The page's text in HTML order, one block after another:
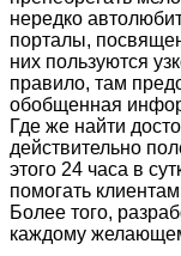
нередко
порталы,
них пользуются
правило, там
обобщенная
Где же найти
действительно
этого 24 часа в
помогать
Более того,
каждому